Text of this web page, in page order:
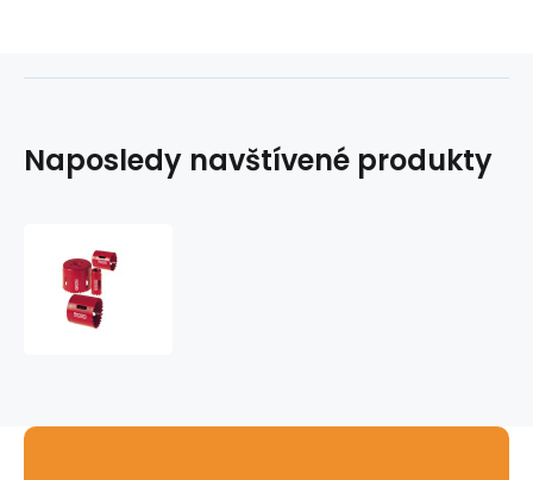
Naposledy navštívené produkty